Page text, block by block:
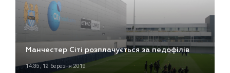
Манчестер Сіті розплачується за педофілів
14:35, 12 березня 2019